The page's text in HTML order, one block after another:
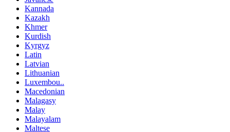
Kannada
Kazakh
Khmer
Kurdish
Kyrgyz
Latin
Latvian
Lithuanian
Luxembou..
Macedonian
Malagasy
Malay
Malayalam
Maltese